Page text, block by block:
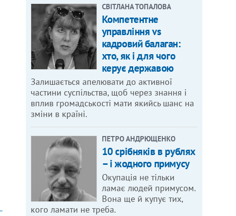
СВІТЛАНА ТОПАЛОВА
Компетентне
управління vs
кадровий балаган:
хто, як і для чого
керує державою
Залишається апелювати до активної
частини суспільства, щоб через знання і
вплив громадськості мати якийсь шанс на
зміни в країні.
ПЕТРО АНДРЮЩЕНКО
10 срібняків в рублях
– і жодного примусу
Окупація не тільки
ламає людей примусом.
Вона ще й купує тих,
кого ламати не треба.